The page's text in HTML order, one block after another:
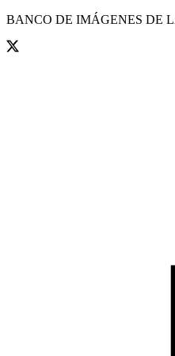
BANCO DE IMÁGENES DE